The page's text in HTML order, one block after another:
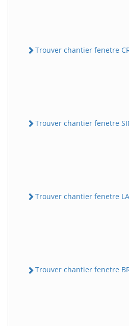
Trouver chantier fenetre
Trouver chantier fenetre
Trouver chantier fenetre LA
Trouver chantier fenetre